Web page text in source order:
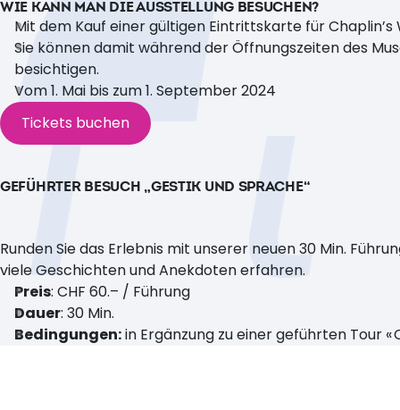
WIE KANN MAN DIE AUSSTELLUNG BESUCHEN?
Mit dem Kauf einer gültigen Eintrittskarte für
Sie können damit während der Öffnungszeiten des
besichtigen.
Vom 1. Mai bis zum 1. September 2024
Tickets buchen
GEFÜHRTER BESUCH „GESTIK UND SPRACHE“
Runden Sie das Erlebnis mit unserer neuen 30 Min.
viele Geschichten und Anekdoten erfahren.
Preis: CHF 60.– / Führung
Dauer: 30 Min.
Bedingungen:in Ergänzung zu einer geführten Tour «